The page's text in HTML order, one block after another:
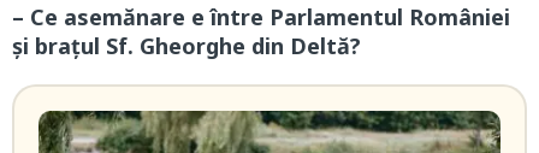
– Ce asemănare e între Parlamentul României
și brațul Sf. Gheorghe din Deltă?